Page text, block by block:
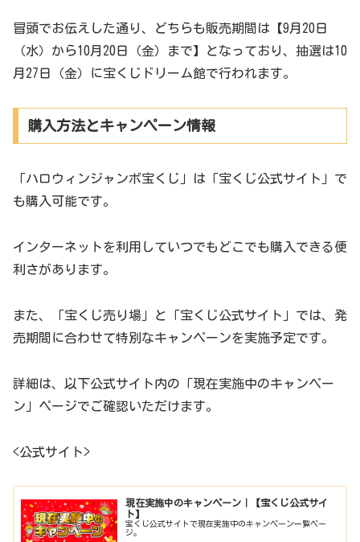
冒頭でお伝えした通り、どちらも販売期間は【9月20日
（水）から10月20日（金）まで】となっており、抽選は10
月27日（金）に宝くじドリーム館で行われます。
購入方法とキャンペーン情報
「ハロウィンジャンボ宝くじ」は「宝くじ公式サイト」で
も購入可能です。
インターネットを利用していつでもどこでも購入できる便
利さがあります。
また、「宝くじ売り場」と「宝くじ公式サイト」では、発
売期間に合わせて特別なキャンペーンを実施予定です。
詳細は、以下公式サイト内の「現在実施中のキャンペー
ン」ページでご確認いただけます。
<公式サイト>
現在実施中のキャンペーン｜【宝くじ公式サイ
ト】
宝くじ公式サイトで現在実施中のキャンペーン一覧ペー
ジ。